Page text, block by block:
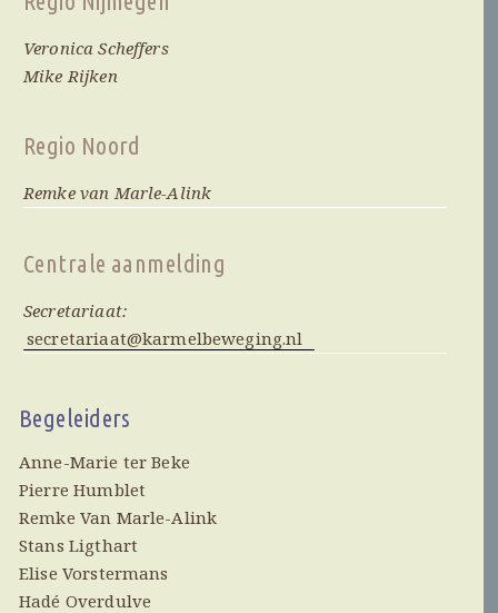
Veronica Scheffers
Mike Rijken
Regio Noord
Remke van Marle-Alink
Centrale aanmelding
Secretariaat:
secretariaat@karmelbeweging.nl
Begeleiders
Anne-Marie ter Beke
Pierre Humblet
Remke Van Marle-Alink
Stans Ligthart
Elise Vorstermans
Hadé Overdulve